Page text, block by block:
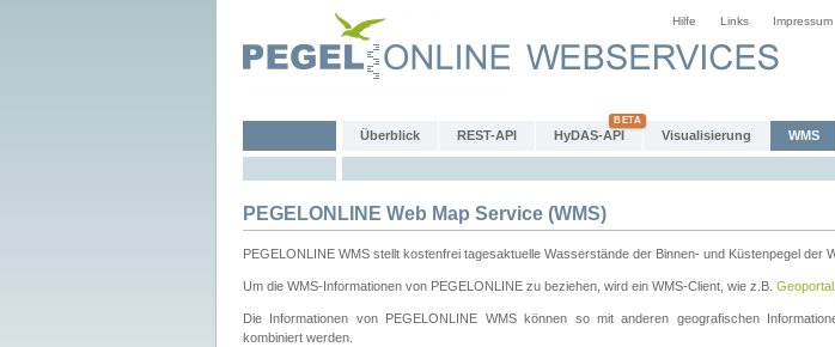
Hilfe Links Impressum
Überblick REST-API HyDAS-API Visualisierung WMS
PEGELONLINE Web Map Service (WMS)
PEGELONLINE WMS stellt kostenfrei tagesaktuelle Wasserstände der Binnen- und Küstenpegel der
Um die WMS-Informationen von PEGELONLINE zu beziehen, wird ein WMS-Client, wie z.B.
Die Informationen von PEGELONLINE WMS können so mit anderen geografischen
kombiniert werden.